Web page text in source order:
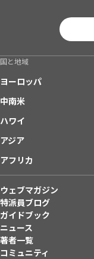
国と地域
ヨーロッパ
中南米
ハワイ
アジア
アフリカ
ウェブマガジン
特派員ブログ
ガイドブック
ニュース
著者一覧
コミュニティ